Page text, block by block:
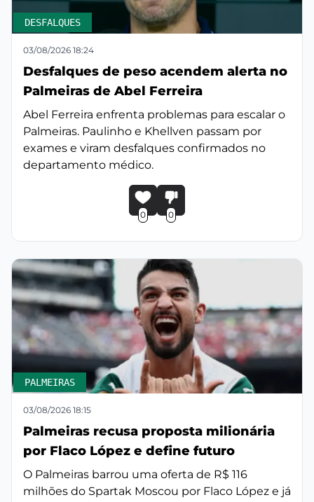
DESFALQUES
03/08/2026 18:24
Desfalques de peso acendem alerta no
Palmeiras de Abel Ferreira
Abel Ferreira enfrenta problemas para escalar o
Palmeiras. Paulinho e Khellven passam por
exames e viram desfalques confirmados no
departamento médico.
0 0
PALMEIRAS
03/08/2026 18:15
Palmeiras recusa proposta milionária
por Flaco López e define futuro
O Palmeiras barrou uma oferta de R$ 116
milhões do Spartak Moscou por Flaco López e já